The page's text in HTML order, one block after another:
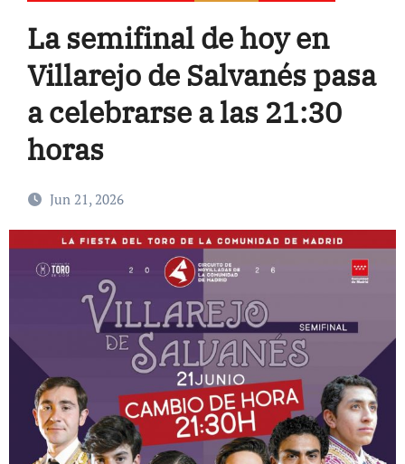
La semifinal de hoy en
Villarejo de Salvanés pasa
a celebrarse a las 21:30
horas
Jun 21, 2026